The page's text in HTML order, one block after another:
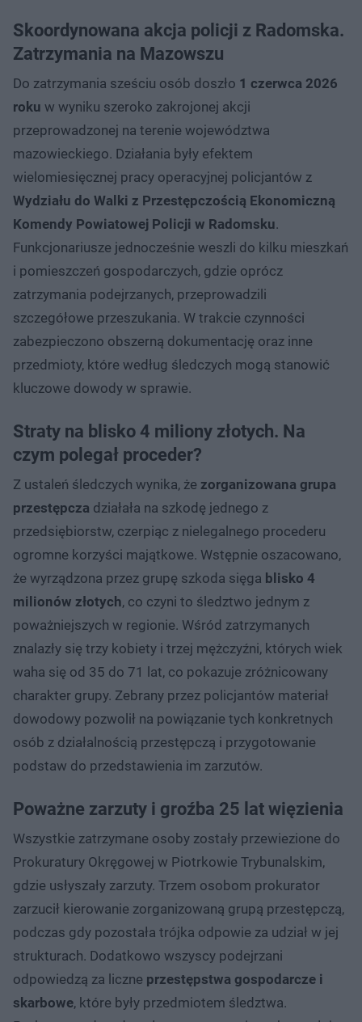
Skoordynowana akcja policji z Radomska.
Zatrzymania na Mazowszu
Do zatrzymania sześciu osób doszło 1 czerwca 2026
roku w wyniku szeroko zakrojonej akcji
przeprowadzonej na terenie województwa
mazowieckiego. Działania były efektem
wielomiesięcznej pracy operacyjnej policjantów z
Wydziału do Walki z Przestępczością Ekonomiczną
Komendy Powiatowej Policji w Radomsku.
Funkcjonariusze jednocześnie weszli do kilku mieszkań
i pomieszczeń gospodarczych, gdzie oprócz
zatrzymania podejrzanych, przeprowadzili
szczegółowe przeszukania. W trakcie czynności
zabezpieczono obszerną dokumentację oraz inne
przedmioty, które według śledczych mogą stanowić
kluczowe dowody w sprawie.
Straty na blisko 4 miliony złotych. Na
czym polegał proceder?
Z ustaleń śledczych wynika, że zorganizowana grupa
przestępcza działała na szkodę jednego z
przedsiębiorstw, czerpiąc z nielegalnego procederu
ogromne korzyści majątkowe. Wstępnie oszacowano,
że wyrządzona przez grupę szkoda sięga blisko 4
milionów złotych, co czyni to śledztwo jednym z
poważniejszych w regionie. Wśród zatrzymanych
znalazły się trzy kobiety i trzej mężczyźni, których wiek
waha się od 35 do 71 lat, co pokazuje zróżnicowany
charakter grupy. Zebrany przez policjantów materiał
dowodowy pozwolił na powiązanie tych konkretnych
osób z działalnością przestępczą i przygotowanie
podstaw do przedstawienia im zarzutów.
Poważne zarzuty i groźba 25 lat więzienia
Wszystkie zatrzymane osoby zostały przewiezione do
Prokuratury Okręgowej w Piotrkowie Trybunalskim,
gdzie usłyszały zarzuty. Trzem osobom prokurator
zarzucił kierowanie zorganizowaną grupą przestępczą,
podczas gdy pozostała trójka odpowie za udział w jej
strukturach. Dodatkowo wszyscy podejrzani
odpowiedzą za liczne przestępstwa gospodarcze i
skarbowe, które były przedmiotem śledztwa.